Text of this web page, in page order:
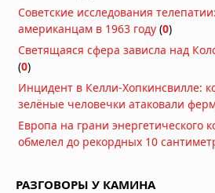
Советские исследования
американцам в 1963 году (0)
Светящаяся сфера зависла над
(0)
Инцидент в Келли-Хопкинсвилле:
зелёные человечки атаковали
Европа на грани энергетического
обмелел до рекордных 10
РАЗГОВОРЫ У КАМИНА